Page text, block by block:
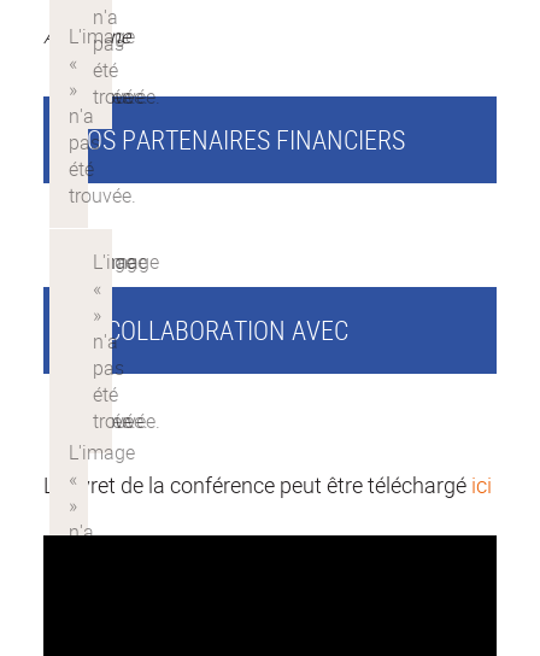
Amandine
NOS PARTENAIRES FINANCIERS
EN COLLABORATION AVEC
Le livret de la conférence peut être téléchargé ici